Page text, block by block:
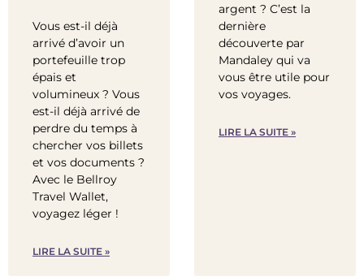
Vous est-il déjà
arrivé d’avoir un
portefeuille trop
épais et
volumineux ? Vous
est-il déjà arrivé de
perdre du temps à
chercher vos billets
et vos documents ?
Avec le Bellroy
Travel Wallet,
voyagez léger !
LIRE LA SUITE »
argent ? C’est la
dernière
découverte par
Mandaley qui va
vous être utile pour
vos voyages.
LIRE LA SUITE »